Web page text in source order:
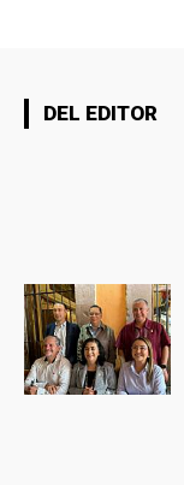
DEL EDITOR